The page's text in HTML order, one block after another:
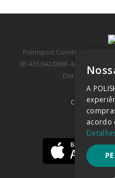
Polimport Comércio e
00.436.042/0008-46, IE
Distrito
COMPRA
A
acordo